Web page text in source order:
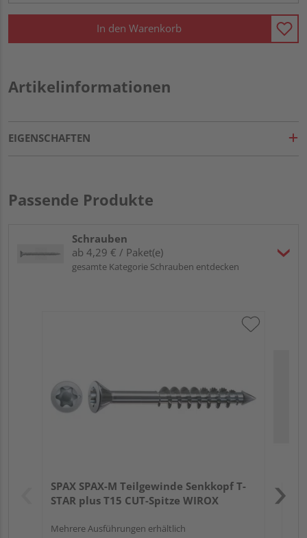
In den Warenkorb
Artikelinformationen
EIGENSCHAFTEN
Passende Produkte
Schrauben
ab 4,29 € / Paket(e)
gesamte Kategorie Schrauben entdecken
SPAX SPAX-M Teilgewinde Senkkopf T-
STAR plus T15 CUT-Spitze WIROX
Mehrere Ausführungen erhältlich